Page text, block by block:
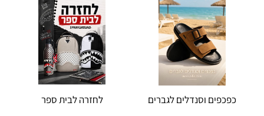
כפכפים וסנדלים לגברים לחזרה לבית ספר